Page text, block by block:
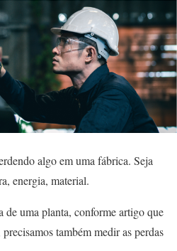
algo em uma fábrica. Seja
energia, material.
de uma planta, conforme artigo que
também medir as perdas